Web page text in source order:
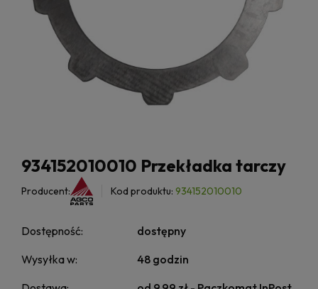
934152010010 Przekładka tarczy
Producent: Kod produktu: 934152010010
Dostępność:
dostępny
Wysyłka w:
48 godzin